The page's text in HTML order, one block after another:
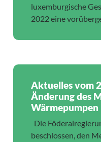
luxemburgische
2022 eine
Aktuelles vom
Änderung des
Wärmepumpen
Die
beschlossen, den